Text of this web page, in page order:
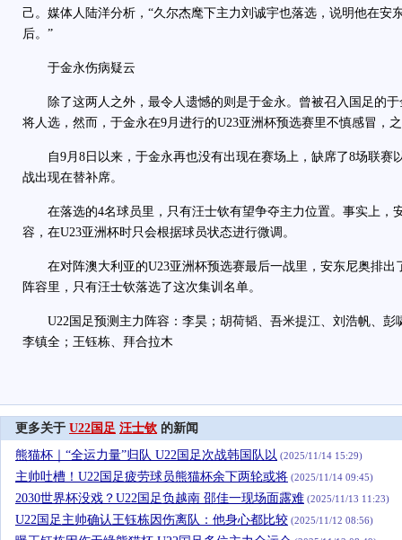
己。媒体人陆洋分析，“久尔杰麾下主力刘诚宇也落选，说明他在安
后。”
于金永伤病疑云
除了这两人之外，最令人遗憾的则是于金永。曾被召入国足的于
将人选，然而，于金永在9月进行的U23亚洲杯预选赛里不慎感冒，
自9月8日以来，于金永再也没有出现在赛场上，缺席了8场联赛
战出现在替补席。
在落选的4名球员里，只有汪士钦有望争夺主力位置。事实上，
容，在U23亚洲杯时只会根据球员状态进行微调。
在对阵澳大利亚的U23亚洲杯预选赛最后一战里，安东尼奥排出
阵容里，只有汪士钦落选了这次集训名单。
U22国足预测主力阵容：李昊；胡荷韬、吾米提江、刘浩帆、彭
李镇全；王钰栋、拜合拉木
更多关于 U22国足 汪士钦 的新闻
熊猫杯｜“全运力量”归队 U22国足次战韩国队以 (2025/11/14 15:29)
主帅吐槽！U22国足疲劳球员熊猫杯余下两轮或将 (2025/11/14 09:45)
2030世界杯没戏？U22国足负越南 邵佳一现场面露难 (2025/11/13 11:23)
U22国足主帅确认王钰栋因伤离队：他身心都比较 (2025/11/12 08:56)